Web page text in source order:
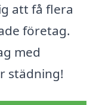
att få flera
företag.
med
städning!